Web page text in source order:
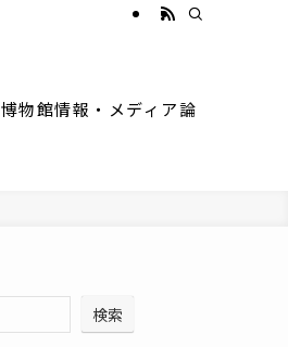
博物館情報・メディア論
検索